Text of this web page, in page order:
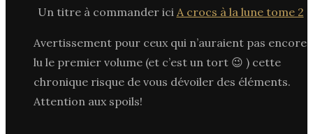
Un titre à commander ici A crocs à la lune tome 2
Avertissement pour ceux qui n’auraient pas encore
lu le premier volume (et c’est un tort 😉 ) cette
chronique risque de vous dévoiler des éléments.
Attention aux spoils!